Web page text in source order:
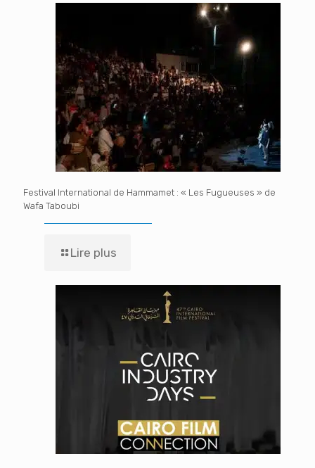
Festival International de Hammamet : « Les Fugueuses » de
Wafa Taboubi
Lire plus